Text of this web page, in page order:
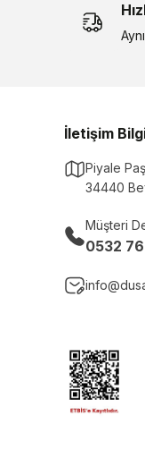
İletişim
Piyale
34440
Müşteri
0532